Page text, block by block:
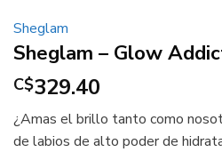
Sheglam
Sheglam – Glow
C$329.40
¿Amas el brillo tanto como
de labios de alto poder de